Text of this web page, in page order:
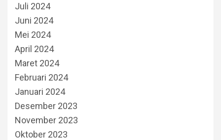
Juli 2024
Juni 2024
Mei 2024
April 2024
Maret 2024
Februari 2024
Januari 2024
Desember 2023
November 2023
Oktober 2023